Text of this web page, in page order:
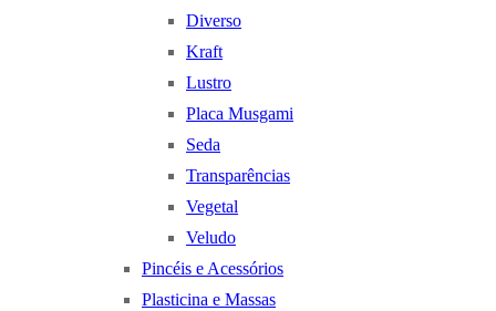
Diverso
Kraft
Lustro
Placa Musgami
Seda
Transparências
Vegetal
Veludo
Pincéis e Acessórios
Plasticina e Massas